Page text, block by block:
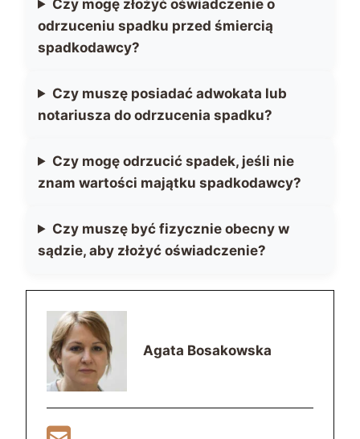
Czy mogę złożyć oświadczenie o
odrzuceniu spadku przed śmiercią
spadkodawcy?
Czy muszę posiadać adwokata lub
notariusza do odrzucenia spadku?
Czy mogę odrzucić spadek, jeśli nie
znam wartości majątku spadkodawcy?
Czy muszę być fizycznie obecny w
sądzie, aby złożyć oświadczenie?
Agata Bosakowska